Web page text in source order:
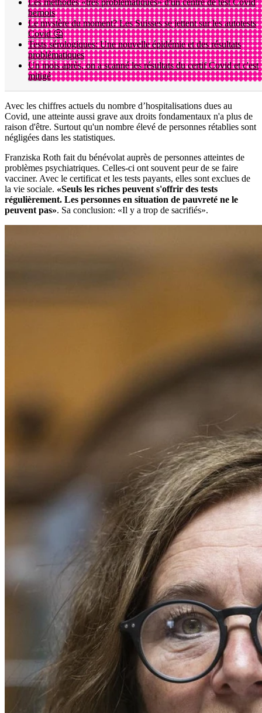
Les méthodes «très problématiques» d'un centre de test Covid
bernois
Le mystère du moment? Les Suisses se jettent sur les autotests
Covid 🤔
Tests sérologiques: Une nouvelle épidémie et des résultats
problématiques
Un mois après, on a scanné les résultats du certif Covid et c'est
mitigé
Avec les chiffres actuels du nombre d’hospitalisations dues au
Covid, une atteinte aussi grave aux droits fondamentaux n'a plus de
raison d'être. Surtout qu'un nombre élevé de personnes rétablies sont
négligées dans les statistiques.
Franziska Roth fait du bénévolat auprès de personnes atteintes de
problèmes psychiatriques. Celles-ci ont souvent peur de se faire
vacciner. Avec le certificat et les tests payants, elles sont exclues de
la vie sociale. «Seuls les riches peuvent s'offrir des tests
régulièrement. Les personnes en situation de pauvreté ne le
peuvent pas». Sa conclusion: «Il y a trop de sacrifiés».